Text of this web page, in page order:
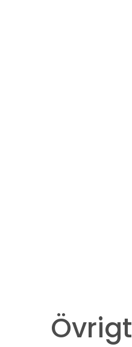
Övrigt